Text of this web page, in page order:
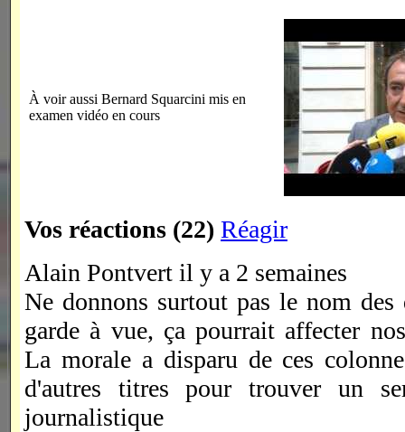
À voir aussi Bernard Squarcini mis en
examen vidéo en cours
Vos réactions (22) Réagir
Alain Pontvert il y a 2 semaines
Ne donnons surtout pas le nom
garde à vue, ça pourrait affecter
La morale a disparu de ces
d'autres titres pour trouver un
journalistique